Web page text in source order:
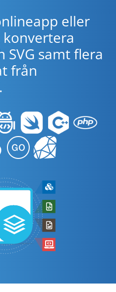
eller
konvertera
SVG samt flera
från